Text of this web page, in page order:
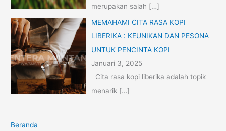
merupakan salah […]
MEMAHAMI CITA RASA KOPI
LIBERIKA : KEUNIKAN DAN PESONA
UNTUK PENCINTA KOPI
Januari 3, 2025
Cita rasa kopi liberika adalah topik
menarik […]
Beranda